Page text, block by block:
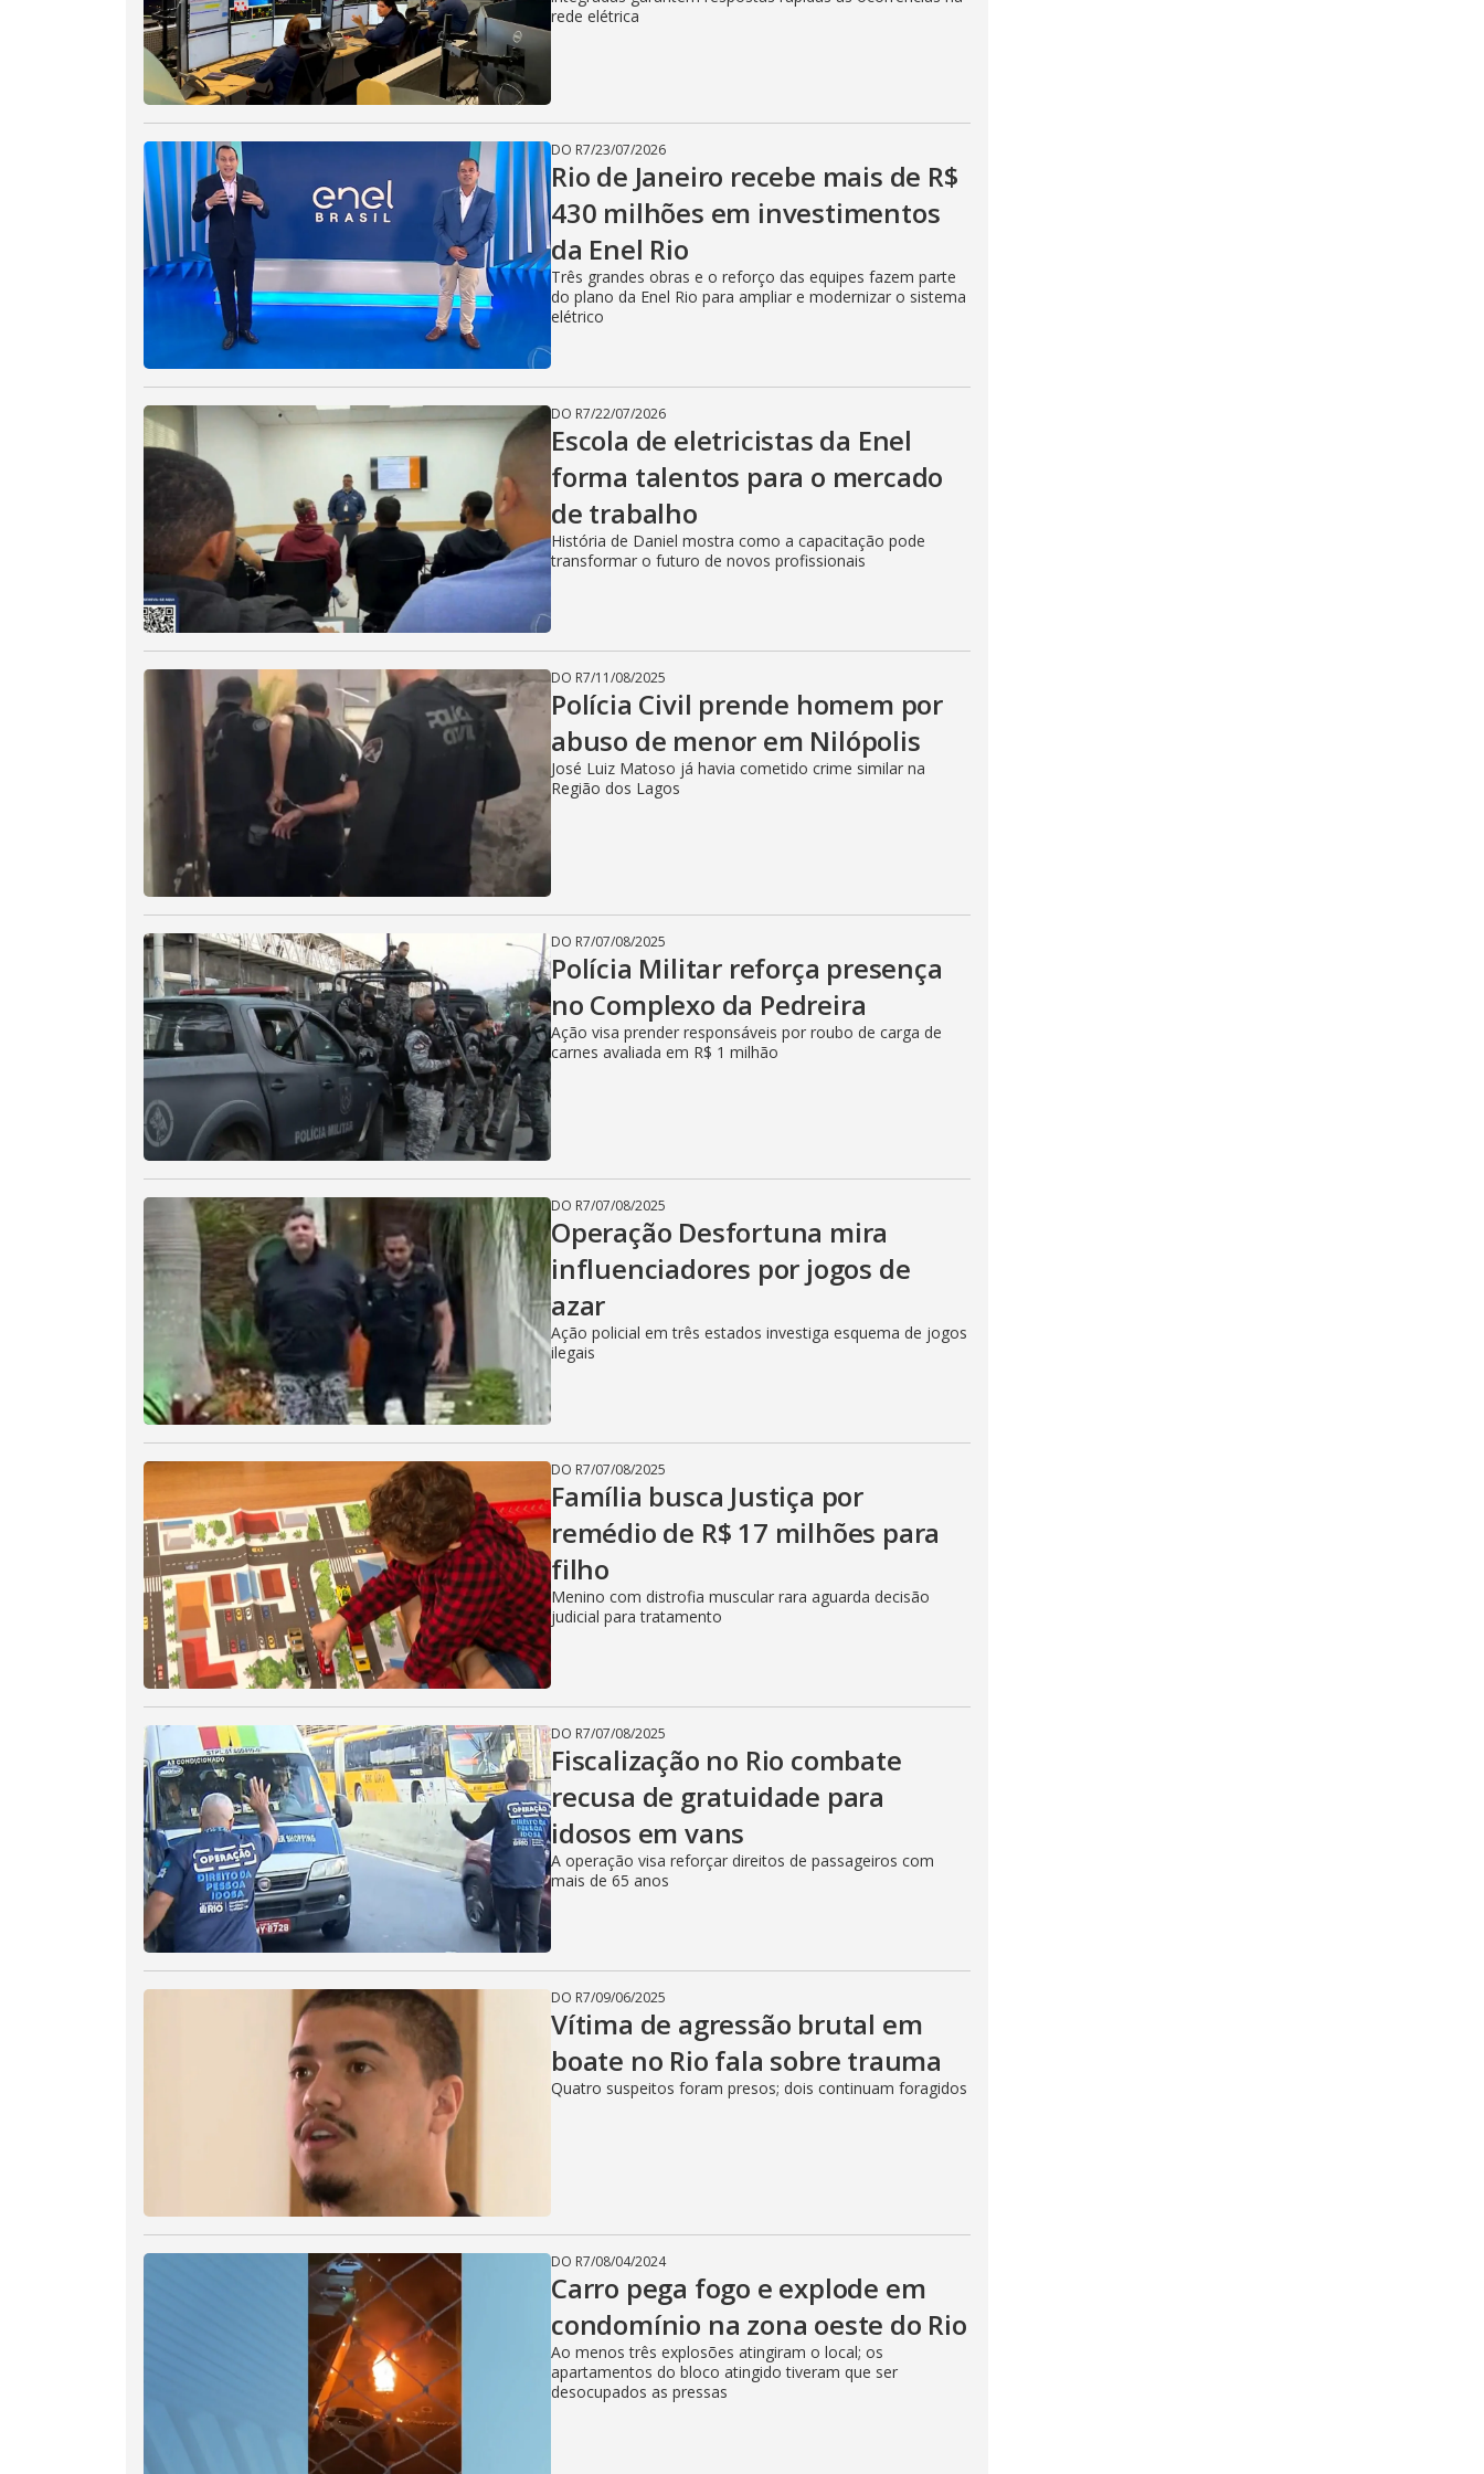
i
d
e
o
rede elétrica
DO R7/23/07/2026
Rio de Janeiro recebe mais de R$
430 milhões em investimentos
da Enel Rio
Três grandes obras e o reforço das equipes fazem parte
do plano da Enel Rio para ampliar e modernizar o sistema
elétrico
DO R7/22/07/2026
Escola de eletricistas da Enel
forma talentos para o mercado
de trabalho
História de Daniel mostra como a capacitação pode
transformar o futuro de novos profissionais
DO R7/11/08/2025
Polícia Civil prende homem por
abuso de menor em Nilópolis
José Luiz Matoso já havia cometido crime similar na
Região dos Lagos
DO R7/07/08/2025
Polícia Militar reforça presença
no Complexo da Pedreira
Ação visa prender responsáveis por roubo de carga de
carnes avaliada em R$ 1 milhão
DO R7/07/08/2025
Operação Desfortuna mira
influenciadores por jogos de
azar
Ação policial em três estados investiga esquema de jogos
ilegais
DO R7/07/08/2025
Família busca Justiça por
remédio de R$ 17 milhões para
filho
Menino com distrofia muscular rara aguarda decisão
judicial para tratamento
DO R7/07/08/2025
Fiscalização no Rio combate
recusa de gratuidade para
idosos em vans
A operação visa reforçar direitos de passageiros com
mais de 65 anos
DO R7/09/06/2025
Vítima de agressão brutal em
boate no Rio fala sobre trauma
Quatro suspeitos foram presos; dois continuam foragidos
DO R7/08/04/2024
Carro pega fogo e explode em
condomínio na zona oeste do Rio
Ao menos três explosões atingiram o local; os
apartamentos do bloco atingido tiveram que ser
desocupados as pressas